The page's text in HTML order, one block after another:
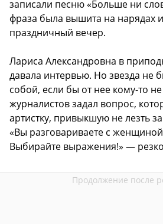
записали песню «Больше ни
фраза была вышита на нарядах
праздничный вечер.
Лариса Александровна в
давала интервью. Но звезда не
собой, если бы от нее кому-то
журналистов задал вопрос,
артистку, привыкшую не лезть
«Вы разговариваете с
Выбирайте выражения!» —